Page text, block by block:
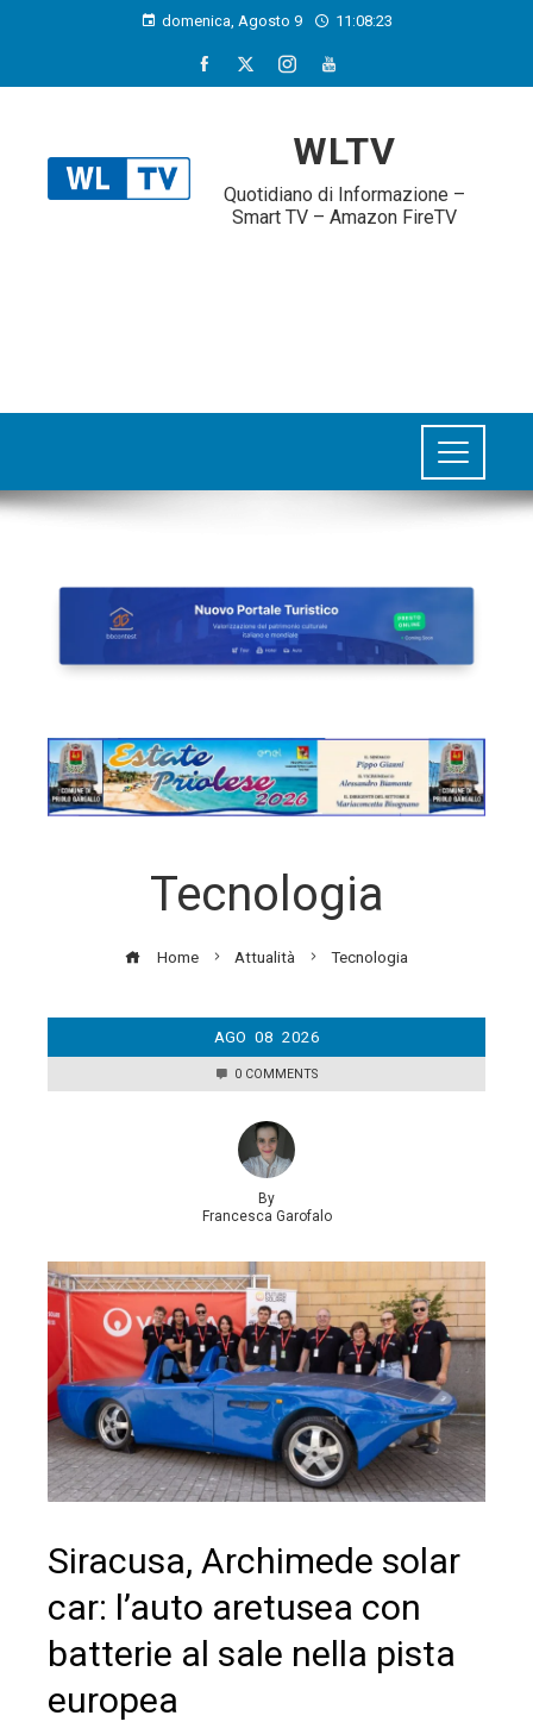
domenica, Agosto 9 11:08:25
WLTV
Quotidiano di Informazione –
Smart TV – Amazon FireTV
Tecnologia
Home Attualità Tecnologia
AGO 08 2026
0 COMMENTS
By
Francesca Garofalo
Siracusa, Archimede solar
car: l’auto aretusea con
batterie al sale nella pista
europea